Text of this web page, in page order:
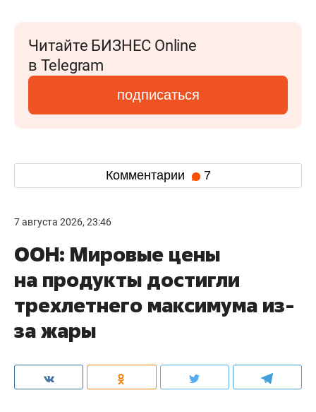
Читайте БИЗНЕС Online
в Telegram
подписаться
Комментарии 7
7 августа 2026, 23:46
ООН: Мировые цены
на продукты достигли
трехлетнего максимума из-
за жары